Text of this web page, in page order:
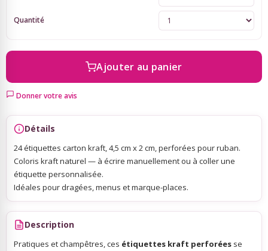
Rubans Tulle Organdi
Scrapbooking, Loisirs Créatifs
Quantité
Ajouter au panier
Donner votre avis
Détails
24 étiquettes carton kraft, 4,5 cm x 2 cm, perforées pour ruban.
Coloris kraft naturel — à écrire manuellement ou à coller une
étiquette personnalisée.
Idéales pour dragées, menus et marque-places.
Description
Pratiques et champêtres, ces étiquettes kraft perforées se